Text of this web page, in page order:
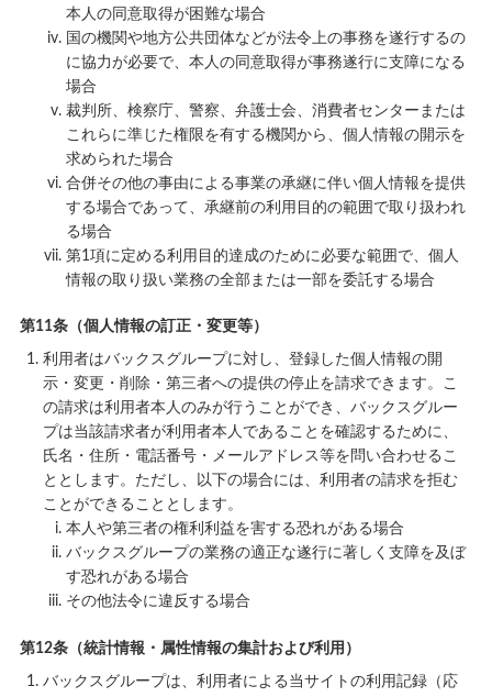
本人の同意取得が困難な場合
国の機関や地方公共団体などが法令上の事務を遂行するの
に協力が必要で、本人の同意取得が事務遂行に支障になる
場合
裁判所、検察庁、警察、弁護士会、消費者センターまたは
これらに準じた権限を有する機関から、個人情報の開示を
求められた場合
合併その他の事由による事業の承継に伴い個人情報を提供
する場合であって、承継前の利用目的の範囲で取り扱われ
る場合
第1項に定める利用目的達成のために必要な範囲で、個人
情報の取り扱い業務の全部または一部を委託する場合
第11条（個人情報の訂正・変更等）
利用者はバックスグループに対し、登録した個人情報の開
示・変更・削除・第三者への提供の停止を請求できます。こ
の請求は利用者本人のみが行うことができ、バックスグルー
プは当該請求者が利用者本人であることを確認するために、
氏名・住所・電話番号・メールアドレス等を問い合わせるこ
ととします。ただし、以下の場合には、利用者の請求を拒む
ことができることとします。
本人や第三者の権利利益を害する恐れがある場合
バックスグループの業務の適正な遂行に著しく支障を及ぼ
す恐れがある場合
その他法令に違反する場合
第12条（統計情報・属性情報の集計および利用）
バックスグループは、利用者による当サイトの利用記録（応